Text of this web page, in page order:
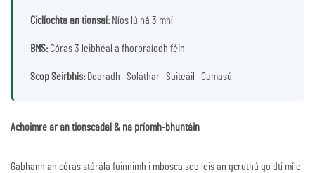
Ciclíochta an tionsaí: Níos lú ná 3 mhí
BMS: Córas 3 leibhéal a fhorbraíodh féin
Scop Seirbhís: Dearadh · Soláthar · Suiteáil · Cumasú
Achoimre ar an tionscadal & na príomh-bhuntáin
Gabhann an córas stórála fuinnimh i mbosca seo leis an gcruthú go dtí míle